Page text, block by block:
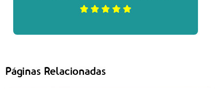
Páginas Relacionadas